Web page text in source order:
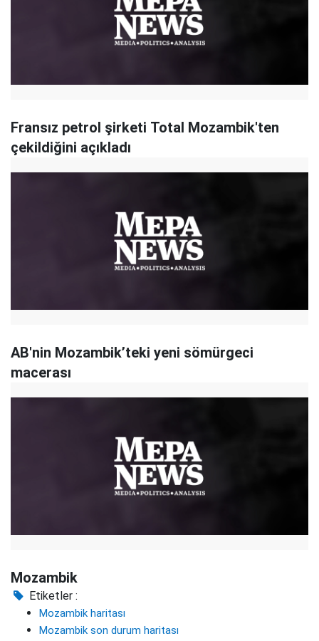
Fransız petrol şirketi Total Mozambik'ten
çekildiğini açıkladı
AB'nin Mozambik’teki yeni sömürgeci
macerası
Mozambik
Etiketler :
Mozambik haritası
Mozambik son durum haritası